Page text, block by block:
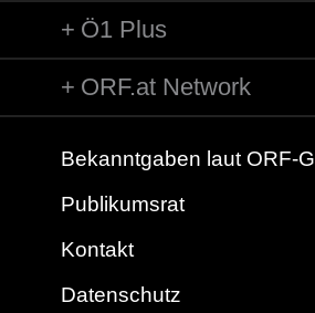
Label: Boosey & Hawkes
Ö1 Plus
ORF.at Network
Bekanntgaben laut ORF-G
Publikumsrat
Kontakt
Datenschutz